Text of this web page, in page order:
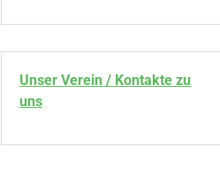
Unser Verein / Kontakte zu
uns